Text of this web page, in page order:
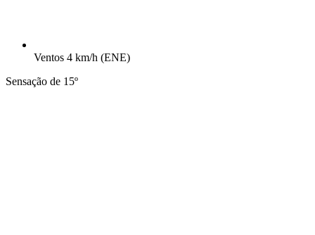
Ventos 4 km/h (ENE)
Sensação de 15º